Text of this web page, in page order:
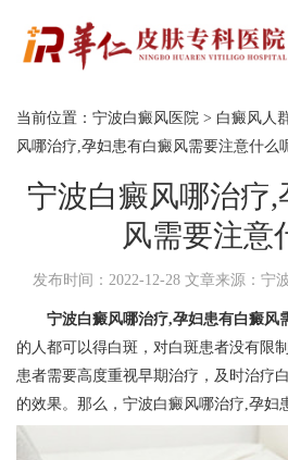
当前位置： 宁波白癜风医院 > 白癜风人
风哪治疗,孕妇患有白癜风需要注意什么
宁波白癜风哪治疗
风需要注意
发布时间：2022-12-28 文章来源：宁
宁波白癜风哪治疗,孕妇患有白癜风
的人都可以得白斑，对白斑患者没有限
患者需要高度重视早期治疗，及时治疗
的效果。那么，宁波白癜风哪治疗,孕妇